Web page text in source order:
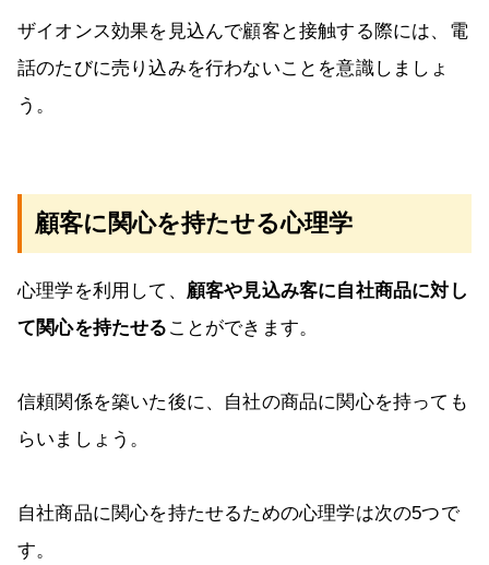
ザイオンス効果を見込んで顧客と接触する際には、電
話のたびに売り込みを行わないことを意識しましょ
う。
顧客に関心を持たせる心理学
心理学を利用して、 顧客や見込み客に自社商品に対し
て関心を持たせる ことができます。
信頼関係を築いた後に、自社の商品に関心を持っても
らいましょう。
自社商品に関心を持たせるための心理学は次の5つで
す。